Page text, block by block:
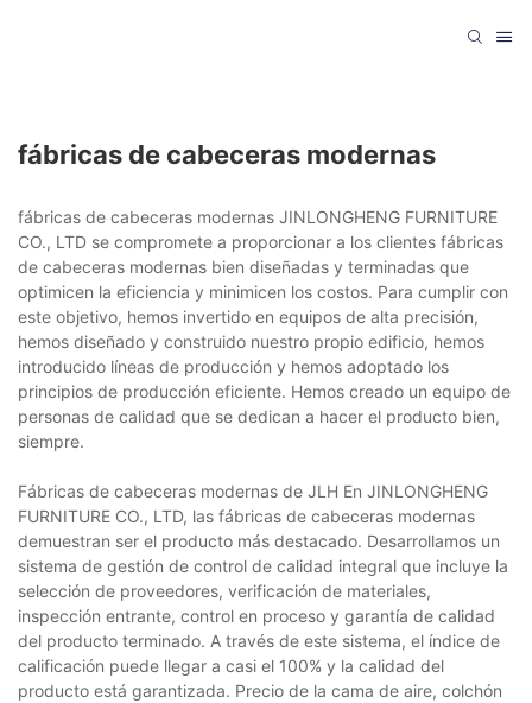
fábricas de cabeceras modernas
fábricas de cabeceras modernas JINLONGHENG FURNITURE
CO., LTD se compromete a proporcionar a los clientes fábricas
de cabeceras modernas bien diseñadas y terminadas que
optimicen la eficiencia y minimicen los costos. Para cumplir con
este objetivo, hemos invertido en equipos de alta precisión,
hemos diseñado y construido nuestro propio edificio, hemos
introducido líneas de producción y hemos adoptado los
principios de producción eficiente. Hemos creado un equipo de
personas de calidad que se dedican a hacer el producto bien,
siempre.
Fábricas de cabeceras modernas de JLH En JINLONGHENG
FURNITURE CO., LTD, las fábricas de cabeceras modernas
demuestran ser el producto más destacado. Desarrollamos un
sistema de gestión de control de calidad integral que incluye la
selección de proveedores, verificación de materiales,
inspección entrante, control en proceso y garantía de calidad
del producto terminado. A través de este sistema, el índice de
calificación puede llegar a casi el 100% y la calidad del
producto está garantizada. Precio de la cama de aire, colchón